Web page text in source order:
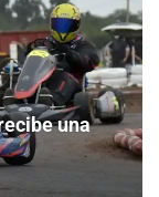
una